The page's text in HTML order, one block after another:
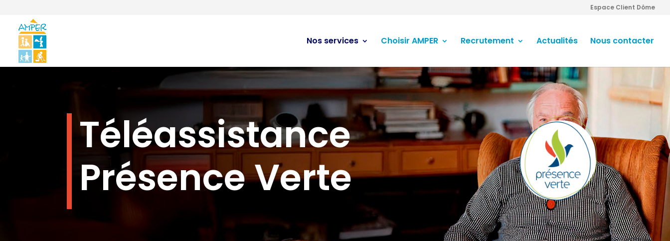
Espace Client Dôme
Nos services Choisir AMPER Recrutement Actualités Nous contacter
Téléassistance
Présence Verte